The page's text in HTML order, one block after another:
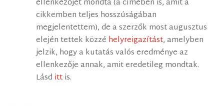
ellenkezőjét mondta (a címében is, amit a
cikkemben teljes hosszúságában
megjelentettem), de a szerzők most augusztus
elején tettek közzé helyreigazítást, amelyben
jelzik, hogy a kutatás valós eredménye az
ellenkezője annak, amit eredetileg mondtak.
Lásd ittis.